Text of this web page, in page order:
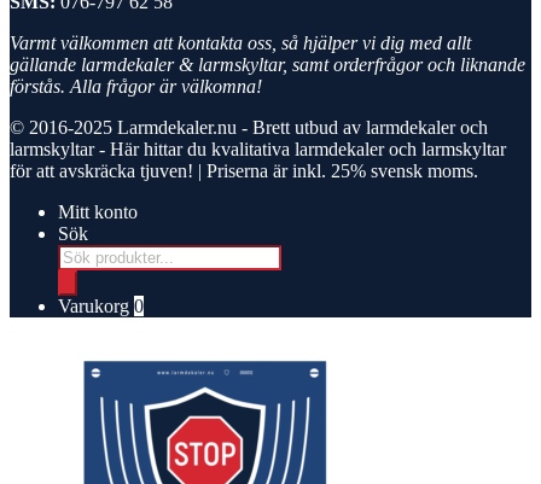
Varmt välkommen att kontakta oss, så hjälper vi dig med allt
gällande larmdekaler & larmskyltar, samt orderfrågor och liknande
förstås. Alla frågor är välkomna!
© 2016-2025 Larmdekaler.nu - Brett utbud av larmdekaler och
larmskyltar- Här hittar du kvalitativa larmdekaler och larmskyltar
för att avskräcka tjuven! | Priserna är inkl. 25% svensk moms.
Mitt konto
Sök
Products
search
Varukorg 0